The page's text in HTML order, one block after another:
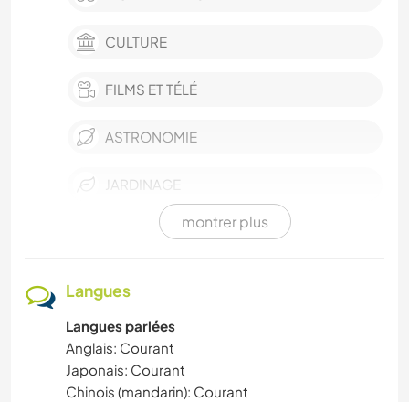
CULTURE
FILMS ET TÉLÉ
ASTRONOMIE
JARDINAGE
LANGUES
SPORTS D’HIVER
montrer plus
Langues
Langues parlées
Anglais: Courant
Japonais: Courant
Chinois (mandarin): Courant